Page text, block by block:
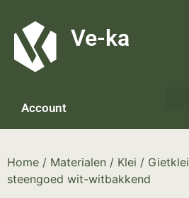
Ve-ka
Account
Home / Materialen / Klei / Gietklei
steengoed wit-witbakkend